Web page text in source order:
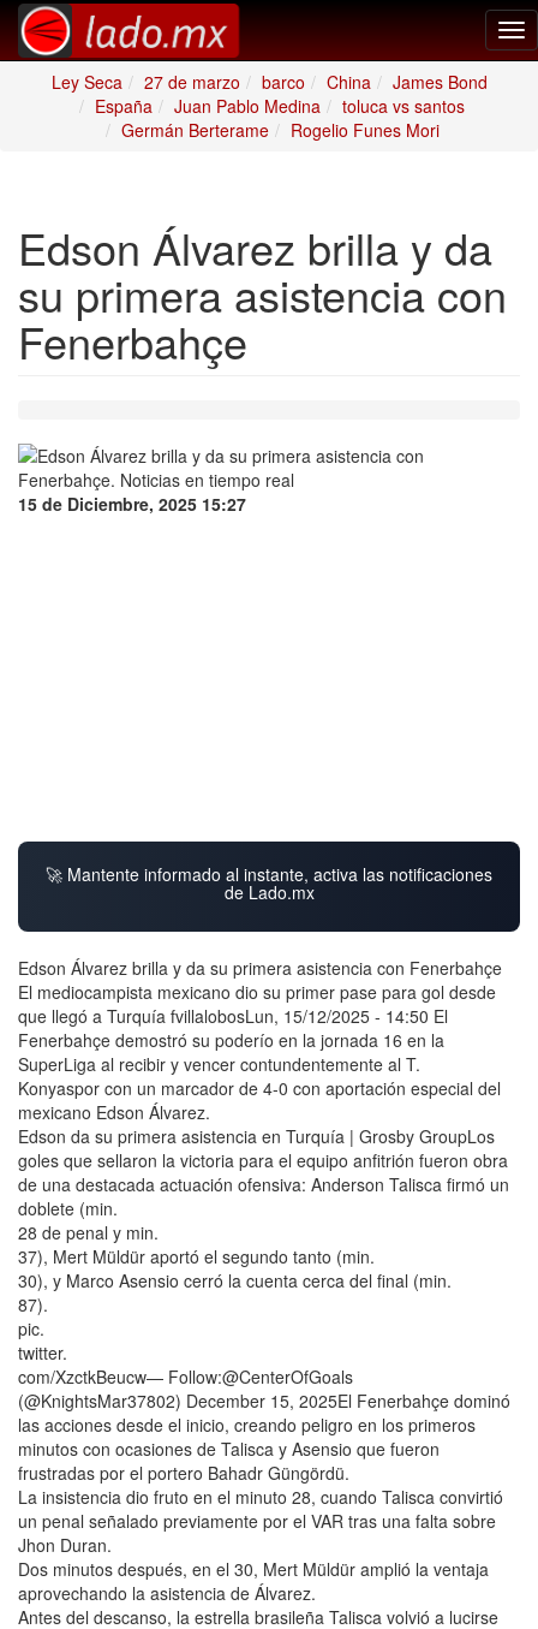
Ley Seca
27 de marzo barco China
James Bond
España
Juan Pablo Medina
toluca vs santos
Germán Berterame
Rogelio Funes Mori
Edson Álvarez brilla y da
su primera asistencia con
Fenerbahçe
15 de Diciembre, 2025 15:27
🚀 Mantente informado al instante, activa las notificaciones
de Lado.mx
Edson Álvarez brilla y da su primera asistencia con Fenerbahçe
El mediocampista mexicano dio su primer pase para gol desde
que llegó a Turquía fvillalobosLun, 15/12/2025 - 14:50 El
Fenerbahçe demostró su poderío en la jornada 16 en la
SuperLiga al recibir y vencer contundentemente al T.
Konyaspor con un marcador de 4-0 con aportación especial del
mexicano Edson Álvarez.
Edson da su primera asistencia en Turquía | Grosby GroupLos
goles que sellaron la victoria para el equipo anfitrión fueron obra
de una destacada actuación ofensiva: Anderson Talisca firmó un
doblete (min.
28 de penal y min.
37), Mert Müldür aportó el segundo tanto (min.
30), y Marco Asensio cerró la cuenta cerca del final (min.
87).
pic.
twitter.
com/XzctkBeucw— Follow:@CenterOfGoals
(@KnightsMar37802) December 15, 2025El Fenerbahçe dominó
las acciones desde el inicio, creando peligro en los primeros
minutos con ocasiones de Talisca y Asensio que fueron
frustradas por el portero Bahadr Güngördü.
La insistencia dio fruto en el minuto 28, cuando Talisca convirtió
un penal señalado previamente por el VAR tras una falta sobre
Jhon Duran.
Dos minutos después, en el 30, Mert Müldür amplió la ventaja
aprovechando la asistencia de Álvarez.
Antes del descanso, la estrella brasileña Talisca volvió a lucirse